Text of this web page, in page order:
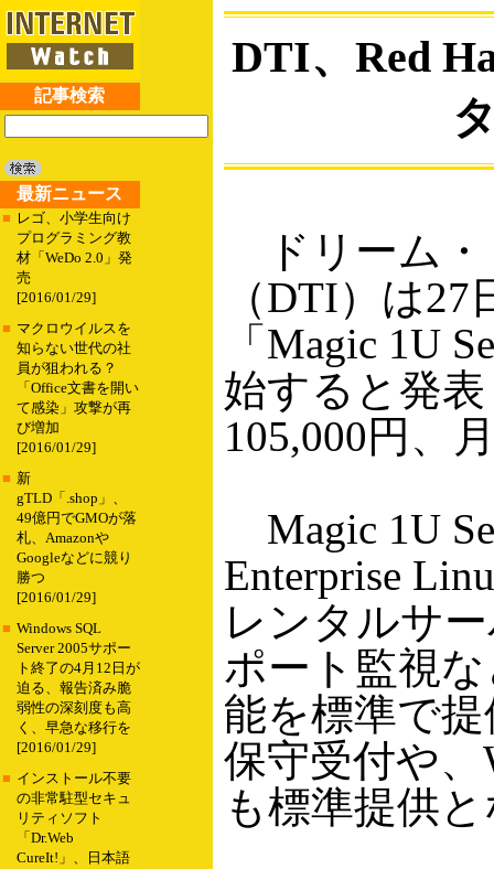
記事検索
最新ニュース
■ レゴ、小学生向け
プログラミング教
材「WeDo 2.0」発
売
[2016/01/29]
■ マクロウイルスを
知らない世代の社
員が狙われる？
「Office文書を開い
て感染」攻撃が再
び増加
[2016/01/29]
■ 新
gTLD「.shop」、
49億円でGMOが落
札、Amazonや
Googleなどに競り
勝つ
[2016/01/29]
■ Windows SQL
Server 2005サポー
ト終了の4月12日が
迫る、報告済み脆
弱性の深刻度も高
く、早急な移行を
[2016/01/29]
■ インストール不要
の非常駐型セキュ
リティソフト
「Dr.Web
CureIt!」、日本語
DTI、Red
ドリーム・
（DTI）は
「Magic 1U
始すると発
105,000円、
Magic 1U
Enterprise
レンタルサ
ポート監視
能を標準で
保守受付や
も標準提供